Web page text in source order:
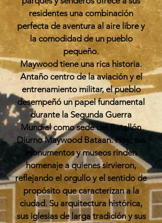
residentes una combinación
perfecta de aventura al aire libre y
la comodidad de un pueblo
pequeño.
Maywood tiene una rica historia.
Antaño centro de la aviación y el
entrenamiento militar, el pueblo
desempeñó un papel fundamental
durante la Segunda Guerra
Mundial como sede del Batallón
Diurno Maywood Bataan. Hoy, sus
monumentos y museos rinden
homenaje a quienes sirvieron,
reflejando el orgullo y el sentido de
propósito que caracterizan a la
ciudad. Su arquitectura histórica,
sus iglesias de larga tradición y sus